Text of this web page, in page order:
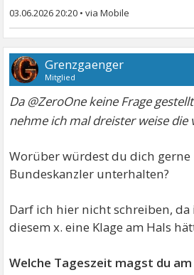
03.06.2026 20:20 •
Grenzgaenger
Mitglied
Da @ZeroOne keine Frage
nehme ich mal dreister weise die
Worüber würdest du dich
Bundeskanzler unterhalten?
Darf ich hier nicht schreiben, da
diesem x. eine Klage am Hals
Welche Tageszeit magst du